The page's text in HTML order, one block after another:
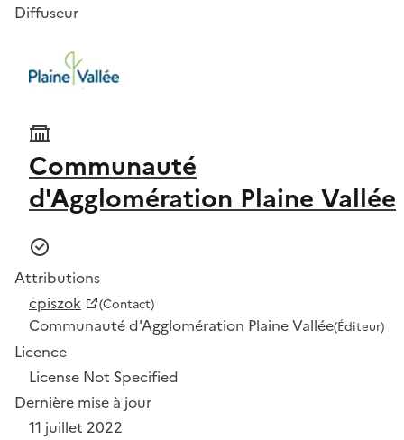
Diffuseur
Communauté
d'Agglomération Plaine Vallée
Attributions
cpiszok
(Contact)
Communauté d'Agglomération Plaine Vallée(Éditeur)
Licence
License Not Specified
Dernière mise à jour
11 juillet 2022